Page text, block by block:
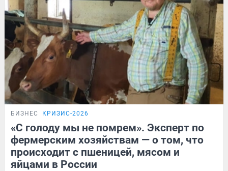
БИЗНЕС КРИЗИС-2026
«С голоду мы не помрем». Эксперт по
фермерским хозяйствам — о том, что
происходит с пшеницей, мясом и
яйцами в России